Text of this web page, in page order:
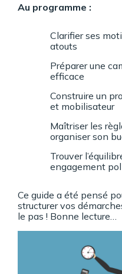
Au programme :
Clarifier ses
atouts
Préparer une
efficace
Construire un
et mobilisateur
Maîtriser les
organiser son
Trouver
engagement
Ce guide a été pensé
structurer vos
le pas ! Bonne lecture…